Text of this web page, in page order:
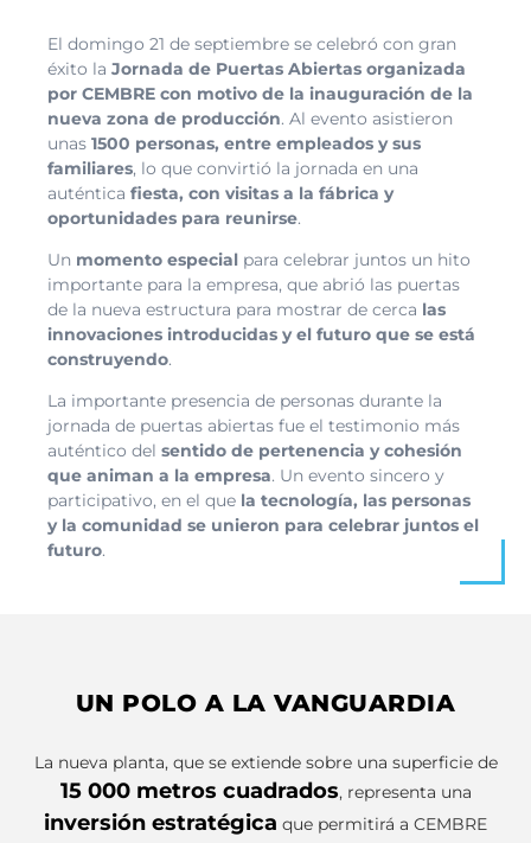
El domingo 21 de septiembre se celebró con gran
éxito la Jornada de Puertas Abiertas organizada
por CEMBRE con motivo de la inauguración de la
nueva zona de producción. Al evento asistieron
unas 1500 personas, entre empleados y sus
familiares, lo que convirtió la jornada en una
auténtica fiesta, con visitas a la fábrica y
oportunidades para reunirse.
Un momento especial para celebrar juntos un hito
importante para la empresa, que abrió las puertas
de la nueva estructura para mostrar de cerca las
innovaciones introducidas y el futuro que se está
construyendo.
La importante presencia de personas durante la
jornada de puertas abiertas fue el testimonio más
auténtico del sentido de pertenencia y cohesión
que animan a la empresa. Un evento sincero y
participativo, en el que la tecnología, las personas
y la comunidad se unieron para celebrar juntos el
futuro.
UN POLO A LA VANGUARDIA
La nueva planta, que se extiende sobre una superficie de
15 000 metros cuadrados, representa una
inversión estratégica que permitirá a CEMBRE